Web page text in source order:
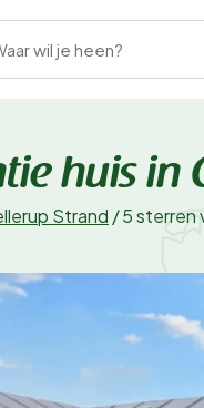
wil je heen?
huis in
Strand /5 sterren